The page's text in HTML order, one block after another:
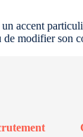
accent
modifier